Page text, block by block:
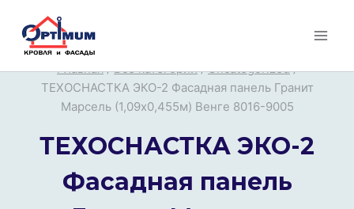
Перейти
Главная / Все категории / Uncategorized /
ТЕХОСНАСТКА ЭКО-2 Фасадная панель Гранит
Марсель (1,09х0,455м) Венге 8016-9005
ТЕХОСНАСТКА ЭКО-2
Фасадная панель